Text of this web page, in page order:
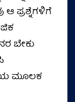
ಪ್ರಶ್ನೆಗಳಿಗೆ
ಬೇಕು
ಮೂಲಕ